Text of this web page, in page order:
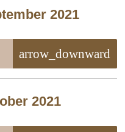
2021
arrow_downward
2021